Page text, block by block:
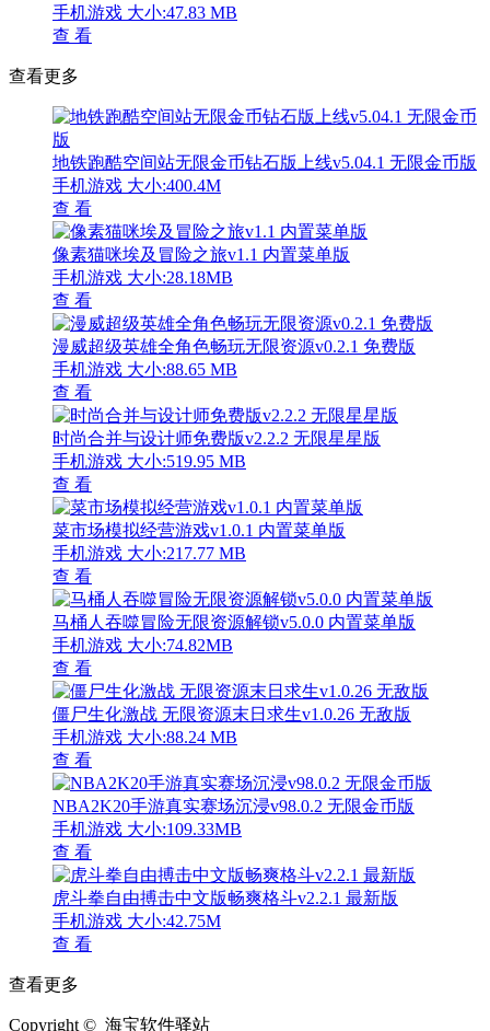
手机游戏 大小:47.83 MB
查 看
查看更多
地铁跑酷空间站无限金币钻石版上线v5.04.1 无限金币版
手机游戏 大小:400.4M
查 看
像素猫咪埃及冒险之旅v1.1 内置菜单版
手机游戏 大小:28.18MB
查 看
漫威超级英雄全角色畅玩无限资源v0.2.1 免费版
手机游戏 大小:88.65 MB
查 看
时尚合并与设计师免费版v2.2.2 无限星星版
手机游戏 大小:519.95 MB
查 看
菜市场模拟经营游戏v1.0.1 内置菜单版
手机游戏 大小:217.77 MB
查 看
马桶人吞噬冒险无限资源解锁v5.0.0 内置菜单版
手机游戏 大小:74.82MB
查 看
僵尸生化激战 无限资源末日求生v1.0.26 无敌版
手机游戏 大小:88.24 MB
查 看
NBA2K20手游真实赛场沉浸v98.0.2 无限金币版
手机游戏 大小:109.33MB
查 看
虎斗拳自由搏击中文版畅爽格斗v2.2.1 最新版
手机游戏 大小:42.75M
查 看
查看更多
Copyright © 海宝软件驿站